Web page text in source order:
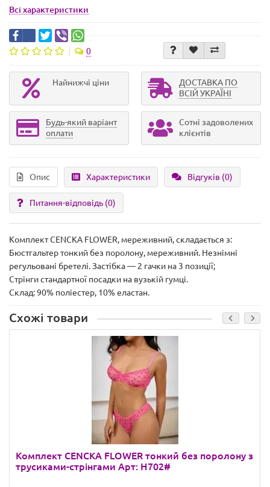
Всі характеристики
0
Найнижчі ціни
ДОСТАВКА ПО
ВСІЙ УКРАЇНІ
Будь-який варіант
оплати
Сотні задоволених
клієнтів
Опис Характеристики Відгуків (0)
Питання-відповідь (0)
Комплект CENCKA FLOWER, мереживний, складається з:
Бюстгальтер тонкий без поролону, мереживний. Незнімні
регульовані бретелі. Застібка — 2 гачки на 3 позиції;
Стрінги стандартної посадки на вузькій гумці.
Склад: 90% поліестер, 10% еластан.
Схожі товари
Комплект CENCKA FLOWER тонкий без поролону з
трусиками-стрінгами Арт: H702#